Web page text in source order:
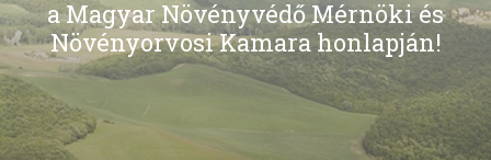
a Magyar Növényvédő Mérnöki és
Növényorvosi Kamara honlapján!